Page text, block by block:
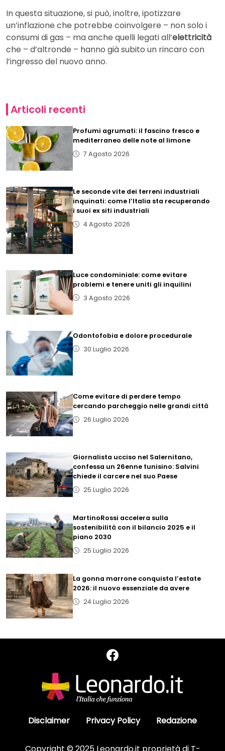
In questa situazione, si può, inoltre, ipotizzare
un’inflazione che potrebbe coinvolgere – non solo i
consumi di gas – ma anche quelli legati all’elettricità
che – d’altronde – hanno già subito un rincaro con
l’ingresso del nuovo anno.
Articoli recenti
Profumi agrumati: il fascino fresco e
mediterraneo delle note al limone
7 Agosto 2026
Le seconde vite dei terreni industriali
inquinati: come l’Italia sta recuperando
i suoi ex siti industriali
4 Agosto 2026
Luce condominiale: come evitare
problemi e tenere uniti gli inquilini
3 Agosto 2026
Odontofobia e dolore procedurale
30 Luglio 2026
Come evitare di perdere tempo
cercando parcheggio nelle grandi città
26 Luglio 2026
Giornalista ucciso nel Salernitano,
confessa un 26enne tunisino: Salvini
chiede il carcere nel suo Paese
25 Luglio 2026
MartinoRossi accelera sulla
sostenibilità con il bilancio 2025 e il
piano 2030
25 Luglio 2026
La gonna marrone conquista l’estate
2026: il nuovo essenziale da avere
24 Luglio 2026
Disclaimer Privacy Policy Redazione